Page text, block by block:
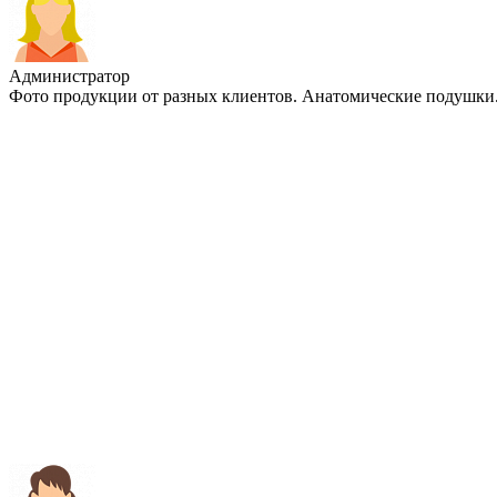
Администратор
Фото продукции от разных клиентов. Анатомические